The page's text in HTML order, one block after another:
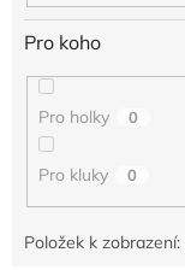
Pro koho
Pro holky 0
Pro kluky 0
Položek k zobrazení: